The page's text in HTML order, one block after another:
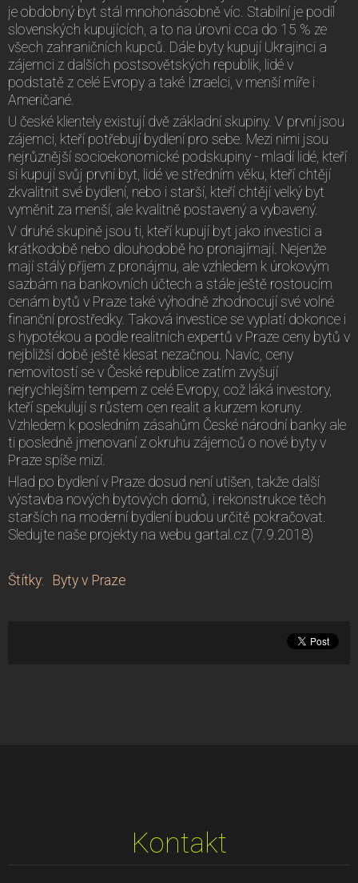
je obdobný byt stál mnohonásobně víc. Stabilní je podíl
slovenských kupujících, a to na úrovni cca do 15 % ze
všech zahraničních kupců. Dále byty kupují Ukrajinci a
zájemci z dalších postsovětských republik, lidé v
podstatě z celé Evropy a také Izraelci, v menší míře i
Američané.
U české klientely existují dvě základní skupiny. V první jsou
zájemci, kteří potřebují bydlení pro sebe. Mezi nimi jsou
nejrůznější socioekonomické podskupiny - mladí lidé, kteří
si kupují svůj první byt, lidé ve středním věku, kteří chtějí
zkvalitnit své bydlení, nebo i starší, kteří chtějí velký byt
vyměnit za menší, ale kvalitně postavený a vybavený.
V druhé skupině jsou ti, kteří kupují byt jako investici a
krátkodobě nebo dlouhodobě ho pronajímají. Nejenže
mají stálý příjem z pronájmu, ale vzhledem k úrokovým
sazbám na bankovních účtech a stále ještě rostoucím
cenám bytů v Praze také výhodně zhodnocují své volné
finanční prostředky. Taková investice se vyplatí dokonce i
s hypotékou a podle realitních expertů v Praze ceny bytů v
nejbližší době ještě klesat nezačnou. Navíc, ceny
nemovitostí se v České republice zatím zvyšují
nejrychlejším tempem z celé Evropy, což láká investory,
kteří spekulují s růstem cen realit a kurzem koruny.
Vzhledem k posledním zásahům České národní banky ale
ti posledně jmenovaní z okruhu zájemců o nové byty v
Praze spíše mizí.
Hlad po bydlení v Praze dosud není utišen, takže další
výstavba nových bytových domů, i rekonstrukce těch
starších na moderní bydlení budou určitě pokračovat.
Sledujte naše projekty na webu gartal.cz (7.9.2018)
Štítky: Byty v Praze
Kontakt